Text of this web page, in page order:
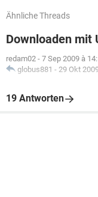
Ähnliche Threads
Downloaden mit
redam02 - 7 Sep 2009 à
globus881 - 29 Okt
19 Antworten